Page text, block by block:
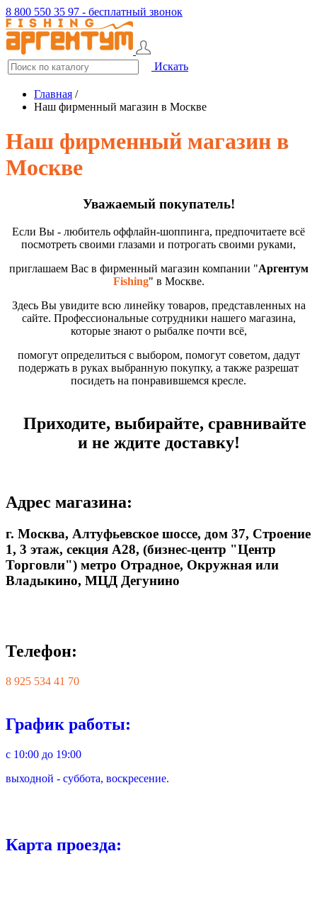
8 800 550 35 97 - бесплатный звонок
Искать
Главная /
Наш фирменный магазин в Москве
Наш фирменный магазин в
Москве
Уважаемый покупатель!
Если Вы - любитель оффлайн-шоппинга, предпочитаете всё
посмотреть своими глазами и потрогать своими руками,
приглашаем Вас в фирменный магазин компании "Аргентум
Fishing" в Москве.
Здесь Вы увидите всю линейку товаров, представленных на
сайте. Профессиональные сотрудники нашего магазина,
которые знают о рыбалке почти всё,
помогут определиться с выбором, помогут советом, дадут
подержать в руках выбранную покупку, а также разрешат
посидеть на понравившемся кресле.
Приходите, выбирайте, сравнивайте
и не ждите доставку!
Адрес магазина:
г. Москва, Алтуфьевское шоссе, дом 37, Строение
1, 3 этаж, секция А28, (бизнес-центр "Центр
Торговли") метро Отрадное, Окружная или
Владыкино, МЦД Дегунино
Телефон:
8 925 534 41 70
График работы:
с 10:00 до 19:00
выходной - суббота, воскресение.
Карта проезда: